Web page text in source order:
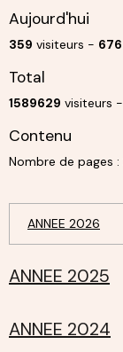
Aujourd'hui
359 visiteurs - 676
Total
1589629 visiteurs -
Contenu
Nombre de pages :
ANNEE 2026
ANNEE 2025
ANNEE 2024